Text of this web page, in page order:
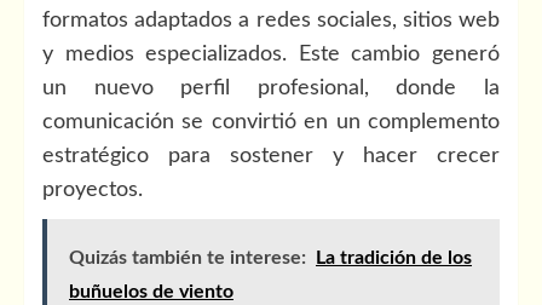
formatos adaptados a redes sociales, sitios web
y medios especializados. Este cambio generó
un nuevo perfil profesional, donde la
comunicación se convirtió en un complemento
estratégico para sostener y hacer crecer
proyectos.
Quizás también te interese:
La tradición de los
buñuelos de viento